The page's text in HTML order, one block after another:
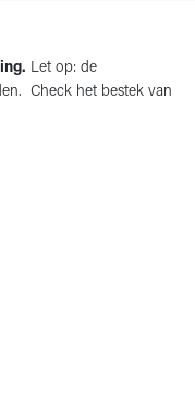
Let op: de
Check het bestek van